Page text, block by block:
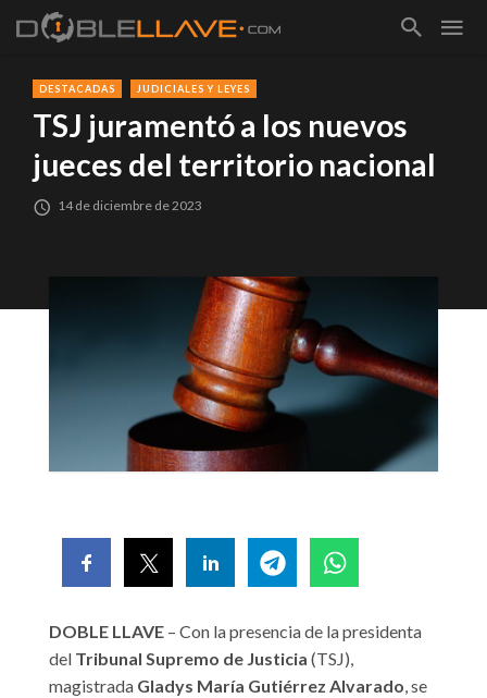
DESTACADAS JUDICIALES Y LEYES
TSJ juramentó a los nuevos
jueces del territorio nacional
14 de diciembre de 2023
DOBLE LLAVE – Con la presencia de la presidenta
del Tribunal Supremo de Justicia (TSJ),
magistrada Gladys María Gutiérrez Alvarado, se